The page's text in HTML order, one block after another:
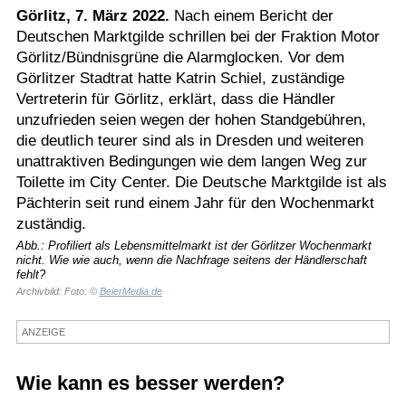
Wirtschaft
Service
Verkehr
Gesundheit
Kultur
Sport
Kostenlos
Görlitz, 7. März 2022. Nach einem Bericht der
Deutschen Marktgilde schrillen bei der Fraktion Motor
Görlitz/Bündnisgrüne die Alarmglocken. Vor dem
Görlitzer Stadtrat hatte Katrin Schiel, zuständige
Vertreterin für Görlitz, erklärt, dass die Händler
unzufrieden seien wegen der hohen Standgebühren,
die deutlich teurer sind als in Dresden und weiteren
unattraktiven Bedingungen wie dem langen Weg zur
Toilette im City Center. Die Deutsche Marktgilde ist als
Pächterin seit rund einem Jahr für den Wochenmarkt
zuständig.
Abb.: Profiliert als Lebensmittelmarkt ist der Görlitzer Wochenmarkt
nicht. Wie wie auch, wenn die Nachfrage seitens der Händlerschaft
fehlt?
Archivbild: Foto: © BeierMedia.de
ANZEIGE
Wie kann es besser werden?